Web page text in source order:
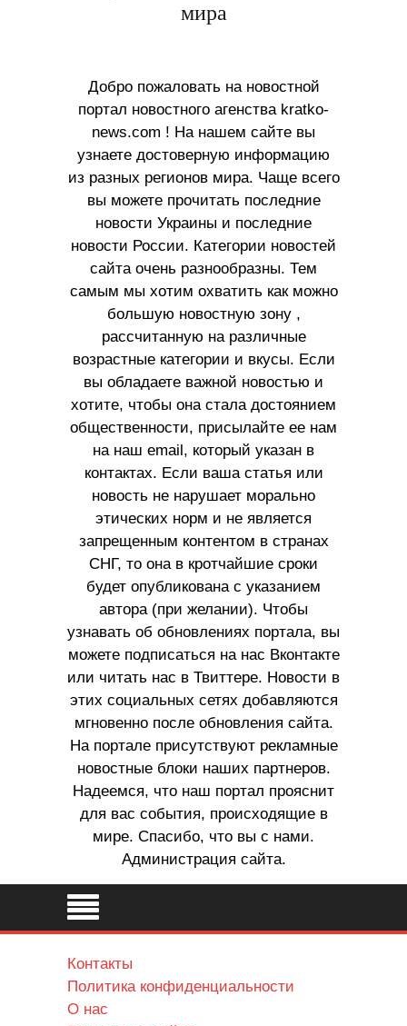
мира
Добро пожаловать на новостной
портал новостного агенства kratko-
news.com ! На нашем сайте вы
узнаете достоверную информацию
из разных регионов мира. Чаще всего
вы можете прочитать последние
новости Украины и последние
новости России. Категории новостей
сайта очень разнообразны. Тем
самым мы хотим охватить как можно
большую новостную зону ,
рассчитанную на различные
возрастные категории и вкусы. Если
вы обладаете важной новостью и
хотите, чтобы она стала достоянием
общественности, присылайте ее нам
на наш email, который указан в
контактах. Если ваша статья или
новость не нарушает морально
этических норм и не является
запрещенным контентом в странах
СНГ, то она в кротчайшие сроки
будет опубликована с указанием
автора (при желании). Чтобы
узнавать об обновлениях портала, вы
можете подписаться на нас Вконтакте
или читать нас в Твиттере. Новости в
этих социальных сетях добавляются
мгновенно после обновления сайта.
На портале присутствуют рекламные
новостные блоки наших партнеров.
Надеемся, что наш портал прояснит
для вас события, происходящие в
мире. Спасибо, что вы с нами.
Администрация сайта.
Контакты
Политика конфиденциальности
О нас